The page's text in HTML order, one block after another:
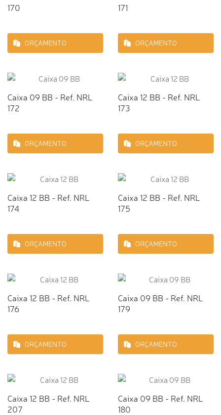
170
ORÇAMENTO
171
ORÇAMENTO
Caixa 09 BB - Ref. NRL
172
ORÇAMENTO
Caixa 12 BB - Ref. NRL
173
ORÇAMENTO
Caixa 12 BB - Ref. NRL
174
ORÇAMENTO
Caixa 12 BB - Ref. NRL
175
ORÇAMENTO
Caixa 12 BB - Ref. NRL
176
ORÇAMENTO
Caixa 09 BB - Ref. NRL
179
ORÇAMENTO
Caixa 12 BB - Ref. NRL
207
Caixa 09 BB - Ref. NRL
180